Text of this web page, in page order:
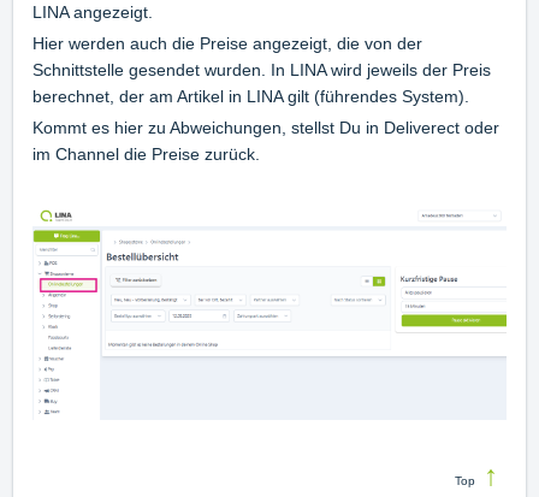
LINA angezeigt.
Hier werden auch die Preise angezeigt, die von der
Schnittstelle gesendet wurden. In LINA wird jeweils der Preis
berechnet, der am Artikel in LINA gilt (führendes System).
Kommt es hier zu Abweichungen, stellst Du in Deliverect oder
im Channel die Preise zurück.
Top ↑